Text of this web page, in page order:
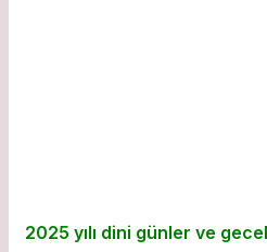
2025 yılı dini günler ve